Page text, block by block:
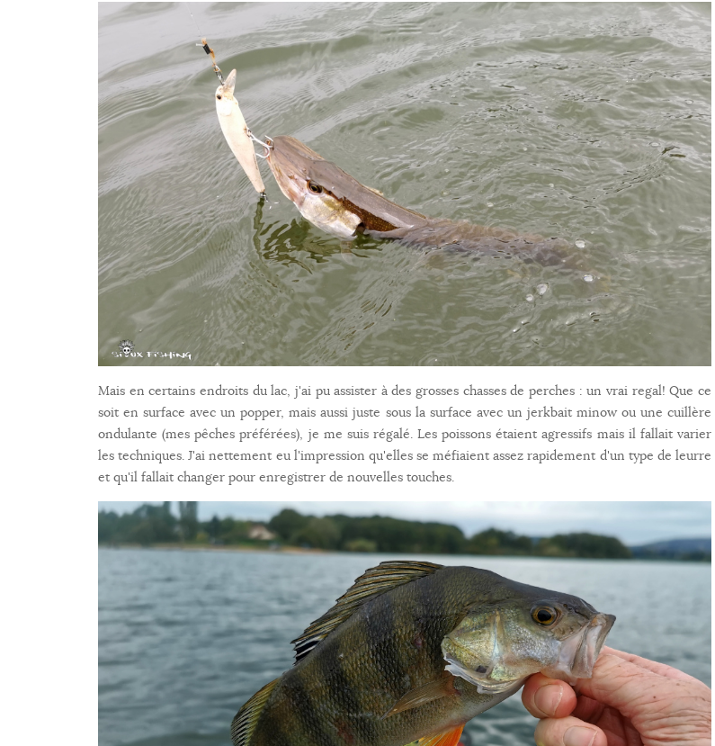
Mais en certains endroits du lac, j'ai pu assister à des grosses chasses de perches : un vrai regal! Que ce
soit en surface avec un popper, mais aussi juste sous la surface avec un jerkbait minow ou une cuillère
ondulante (mes pêches préférées), je me suis régalé. Les poissons étaient agressifs mais il fallait varier
les techniques. J'ai nettement eu l'impression qu'elles se méfiaient assez rapidement d'un type de leurre
et qu'il fallait changer pour enregistrer de nouvelles touches.